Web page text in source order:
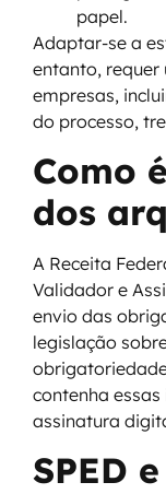
papel.
Adaptar-se a
entanto,
empresas,
do processo,
Como
dos
A Receita
Validador e
envio das
legislação
contenha
assinatura
SPED